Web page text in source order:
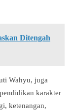
Ditengah
Wahyu, juga
karakter
ketenangan,